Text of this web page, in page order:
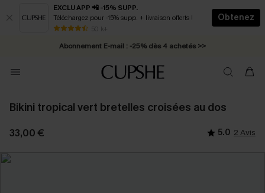
EXCLU APP 📲 -15% SUPP.
Téléchargez pour -15% supp. + livraison offerts !
50 k+
Obtenez
* Livraison éclair 2-3 jours ouvrés >>
Abonnement E-mail : -25% dès 4 achetés >>
Bikini tropical vert bretelles croisées au dos
33,00 € 5.0 2 Avis